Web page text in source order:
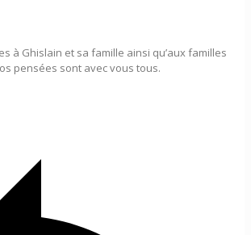
à Ghislain et sa famille ainsi qu’aux familles
pensées sont avec vous tous.